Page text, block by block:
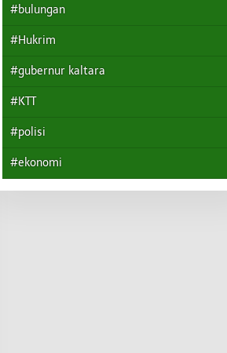
#bulungan
#Hukrim
#gubernur kaltara
#KTT
#polisi
#ekonomi